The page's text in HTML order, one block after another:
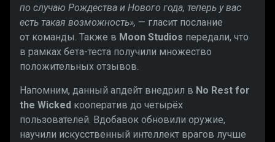
по случаю Рождества и Нового года, теперь у вас
есть такая возможность», — гласит послание
от команды. Также в Moon Studios передали, что
в рамках бета-теста получили множество
положительных отзывов.
Напомним, данный апдейт внедрил в No Rest for
the Wicked кооператив до четырёх
пользователей. Вдобавок обновили оружие,
научили искусственный интеллект врагов лучше